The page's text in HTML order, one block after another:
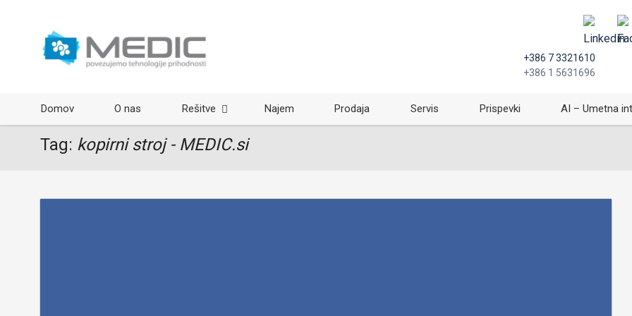
+386 7 3321610
+386 1 5631696
Domov O nas Rešitve Najem Prodaja Servis Prispevki AI – Umetna
Tag: kopirni stroj - MEDIC.si